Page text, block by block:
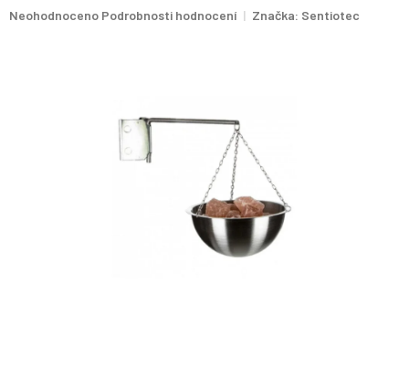
Průměrné
Neohodnoceno Podrobnosti hodnocení Značka: Sentiotec